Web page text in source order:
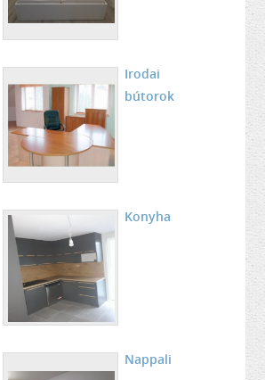
Irodai
bútorok
Konyha
Nappali